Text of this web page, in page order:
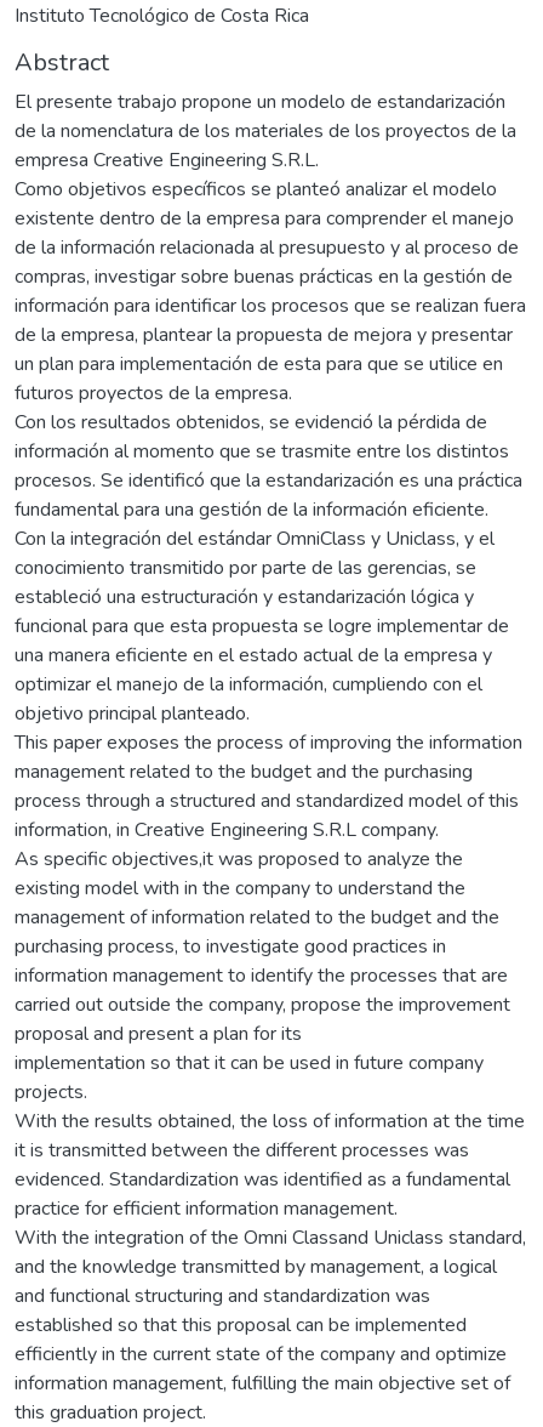
Instituto Tecnológico de Costa Rica
Abstract
El presente trabajo propone un modelo de estandarización
de la nomenclatura de los materiales de los proyectos de la
empresa Creative Engineering S.R.L.
Como objetivos específicos se planteó analizar el modelo
existente dentro de la empresa para comprender el manejo
de la información relacionada al presupuesto y al proceso de
compras, investigar sobre buenas prácticas en la gestión de
información para identificar los procesos que se realizan fuera
de la empresa, plantear la propuesta de mejora y presentar
un plan para implementación de esta para que se utilice en
futuros proyectos de la empresa.
Con los resultados obtenidos, se evidenció la pérdida de
información al momento que se trasmite entre los distintos
procesos. Se identificó que la estandarización es una práctica
fundamental para una gestión de la información eficiente.
Con la integración del estándar OmniClass y Uniclass, y el
conocimiento transmitido por parte de las gerencias, se
estableció una estructuración y estandarización lógica y
funcional para que esta propuesta se logre implementar de
una manera eficiente en el estado actual de la empresa y
optimizar el manejo de la información, cumpliendo con el
objetivo principal planteado.
This paper exposes the process of improving the information
management related to the budget and the purchasing
process through a structured and standardized model of this
information, in Creative Engineering S.R.L company.
As specific objectives,it was proposed to analyze the
existing model with in the company to understand the
management of information related to the budget and the
purchasing process, to investigate good practices in
information management to identify the processes that are
carried out outside the company, propose the improvement
proposal and present a plan for its
implementation so that it can be used in future company
projects.
With the results obtained, the loss of information at the time
it is transmitted between the different processes was
evidenced. Standardization was identified as a fundamental
practice for efficient information management.
With the integration of the Omni Classand Uniclass standard,
and the knowledge transmitted by management, a logical
and functional structuring and standardization was
established so that this proposal can be implemented
efficiently in the current state of the company and optimize
information management, fulfilling the main objective set of
this graduation project.